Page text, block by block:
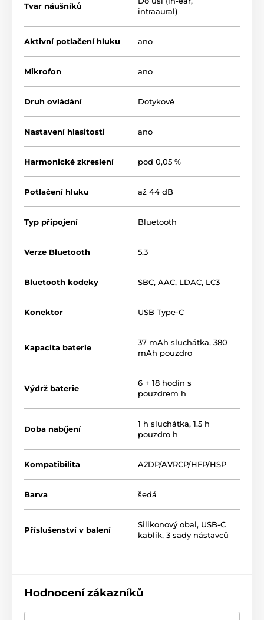
Tvar náušníků
intraaural)
Aktivní potlačení hluku ano
Mikrofon ano
Druh ovládání Dotykové
Nastavení hlasitosti ano
Harmonické zkreslení pod 0,05 %
Potlačení hluku až 44 dB
Typ připojení Bluetooth
Verze Bluetooth 5.3
Bluetooth kodeky SBC, AAC, LDAC, LC3
Konektor USB Type-C
Kapacita baterie
37 mAh sluchátka, 380
mAh pouzdro
Výdrž baterie
6 + 18 hodin s
pouzdrem h
Doba nabíjení
1 h sluchátka, 1.5 h
pouzdro h
Kompatibilita A2DP/AVRCP/HFP/HSP
Barva šedá
Příslušenství v balení
Silikonový obal, USB-C
kablík, 3 sady nástavců
Hodnocení zákazníků